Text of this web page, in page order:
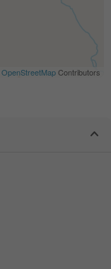
OpenStreetMapContributors